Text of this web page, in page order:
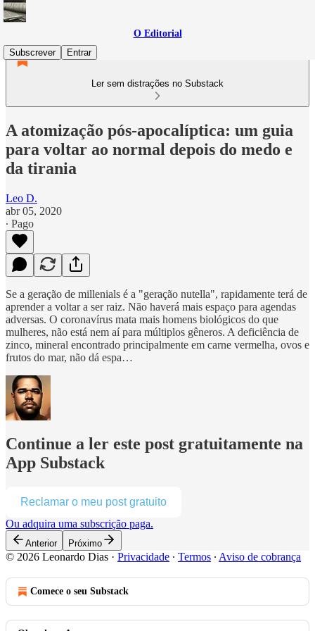
O Editorial
Subscrever
Entrar
Ler sem distrações no Substack
A atomização pós-apocalíptica: um guia
para voltar ao normal depois do medo e
da tirania
Leo D.
abr 05, 2020
∙ Pago
Se a geração de millenials é a "geração nutella", rapidamente terá de
aprender a voltar a ser raiz. Não haverá mais espaço para agendas
adversas. O coronavírus mata mais homens biológicos do que
mulheres, não está nem aí para múltiplos gêneros. A deficiência de
zinco, mineral encontrado principalmente em carne vermelha, ovos e
frutos do mar, não dá espa…
Continue a ler este post gratuitamente na
App Substack
Reclamar o meu post gratuito
Ou adquira uma subscrição paga.
Anterior Próximo
© 2026 Leonardo Dias · Privacidade ∙ Termos ∙ Aviso de cobrança
Comece o seu Substack